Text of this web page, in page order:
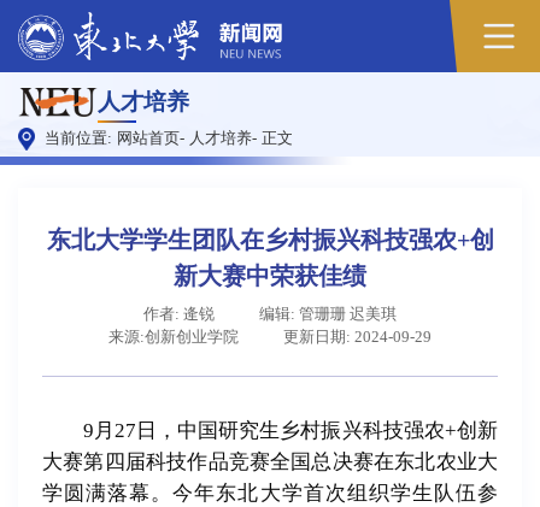
人才培养
当前位置: 网站首页- 人才培养- 正文
东北大学学生团队在乡村振兴科技强农+创
新大赛中荣获佳绩
作者: 逄锐
编辑: 管珊珊 迟美琪
来源:创新创业学院
更新日期: 2024-09-29
9月27日，中国研究生乡村振兴科技强农+创新
大赛第四届科技作品竞赛全国总决赛在东北农业大
学圆满落幕。今年东北大学首次组织学生队伍参
原